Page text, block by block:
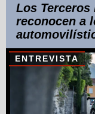
Los Terceros
reconocen a
ENTREVISTA